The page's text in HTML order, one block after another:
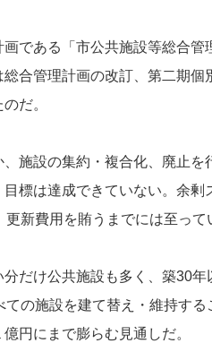
である「市公共施設等総合
合管理計画の改訂、第二期
だ。
施設の集約・複合化、廃止
標は達成できていない。余
新費用を賄うまでには至って
だけ公共施設も多く、築30
の施設を建て替え・維持す
円にまで膨らむ見通しだ。